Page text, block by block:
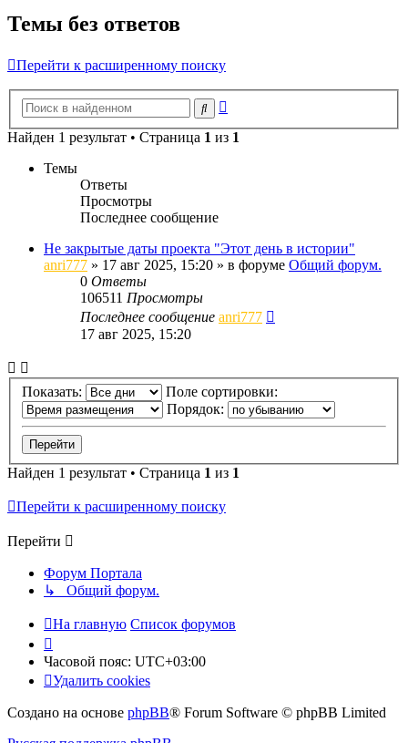
Темы без ответов
Перейти к расширенному поиску
Поиск
Найден 1 результат • Страница 1 из 1
Темы
Ответы
Просмотры
Последнее сообщение
Не закрытые даты проекта "Этот день в истории"
anri777 » 17 авг 2025, 15:20 » в форуме Общий форум.
0 Ответы
106511 Просмотры
Последнее сообщение anri777
17 авг 2025, 15:20
Показать:
Поле сортировки:
Порядок:
Найден 1 результат • Страница 1 из 1
Перейти к расширенному поиску
Перейти
Форум Портала
↳ Общий форум.
На главную Список форумов
Часовой пояс: UTC+03:00
Удалить cookies
Создано на основе phpBB® Forum Software © phpBB Limited